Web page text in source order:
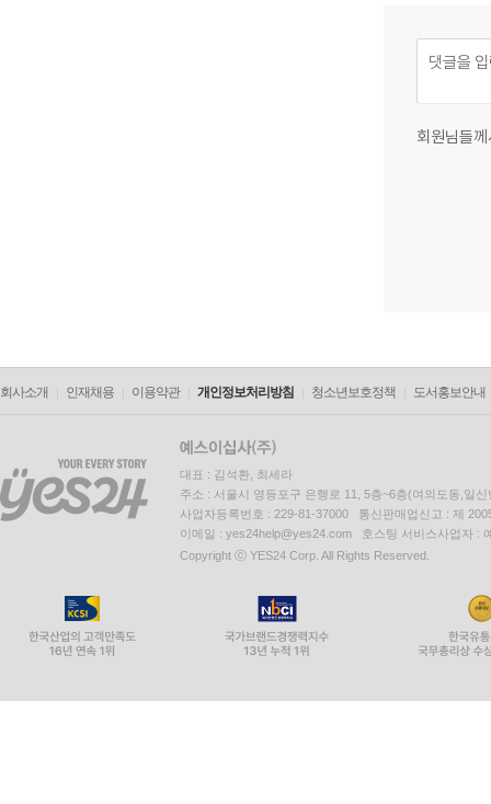
회원님들
회사소개 인재채용 이용약관 개인정보처리방침 청소년보호정책 도서홍보안내
대표 : 김석환, 최세라
주소 : 서울시 영등포구 은행로 11, 5층~6층(여의도동,일신
사업자등록번호 : 229-81-37000 통신판매업신고 : 제
이메일 : yes24help@yes24.com 호스팅 서비스사업자 :
Copyright ⓒ YES24 Corp. All Rights Reserved.